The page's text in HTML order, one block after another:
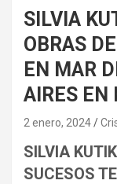
SILVIA
OBRAS
EN MAR
AIRES EN
2 enero, 2024
SILVIA
SUCESOS